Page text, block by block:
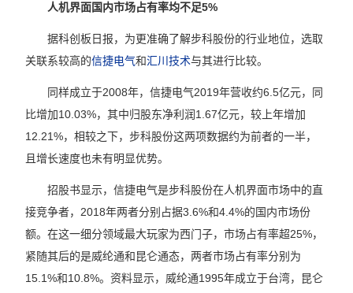
人机界面国内市场占有率均不足5%
据科创板日报，为更准确了解步科股份的行业地位，选取
关联系较高的信捷电气和汇川技术与其进行比较。
同样成立于2008年，信捷电气2019年营收约6.5亿元，同
比增加10.03%，其中归股东净利润1.67亿元，较上年增加
12.21%，相较之下，步科股份这两项数据约为前者的一半，
且增长速度也未有明显优势。
招股书显示，信捷电气是步科股份在人机界面市场中的直
接竞争者，2018年两者分别占据3.6%和4.4%的国内市场份
额。在这一细分领域最大玩家为西门子，市场占有率超25%，
紧随其后的是威纶通和昆仑通态，两者市场占有率分别为
15.1%和10.8%。资料显示，威纶通1995年成立于台湾，昆仑